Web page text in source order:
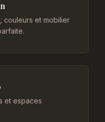
couleurs et mobilier
et espaces